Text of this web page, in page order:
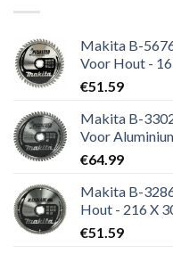
Makita B-
Voor Hout -
€51.59
Makita B-
Voor
€64.99
Makita B-
Hout - 216 X
€51.59